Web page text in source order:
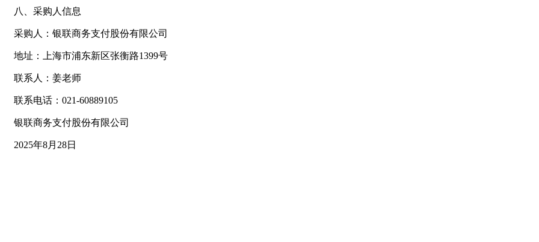
八、采购人信息
采购人：银联商务支付股份有限公司
地址：上海市浦东新区张衡路1399号
联系人：姜老师
联系电话：021-60889105
银联商务支付股份有限公司
2025年8月28日